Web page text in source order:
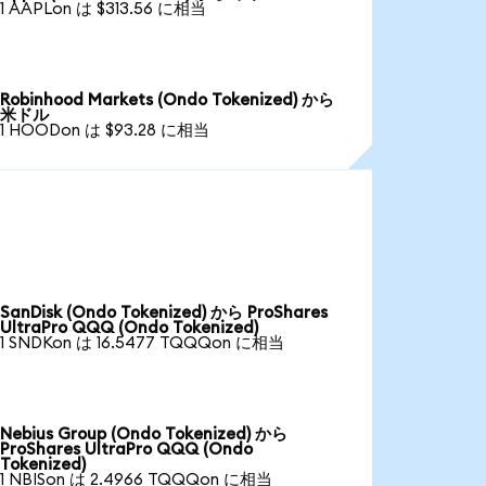
1 AAPLon は $313.56 に相当
Robinhood Markets (Ondo Tokenized) から
米ドル
1 HOODon は $93.28 に相当
SanDisk (Ondo Tokenized) から ProShares
UltraPro QQQ (Ondo Tokenized)
1 SNDKon は 16.5477 TQQQon に相当
Nebius Group (Ondo Tokenized) から
ProShares UltraPro QQQ (Ondo
Tokenized)
1 NBISon は 2.4966 TQQQon に相当